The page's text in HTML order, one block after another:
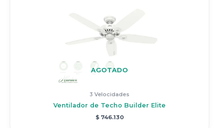
AGOTADO
3 Velocidades
Ventilador de Techo Builder Elite
$746.130